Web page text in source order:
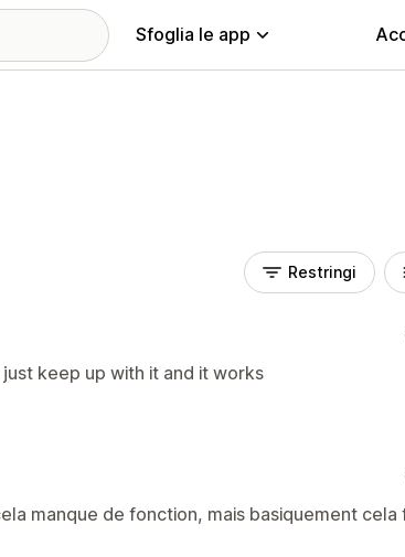
Sfoglia le app
Restringi
keep up with it and it works
manque de fonction, mais basiquement cela